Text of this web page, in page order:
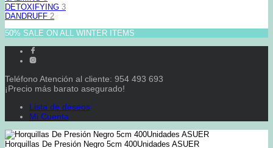
DETOXIFYING 3
DANDRUFF 2
50% SALE ON ALL WINTER ITEMS
Teléfono Atención al cliente: 954 493 693
¡Precio más barato asegurado!
Lista de deseos
Mi Cuenta
Horquillas De Presión Negro 5cm 400Unidades ASUER